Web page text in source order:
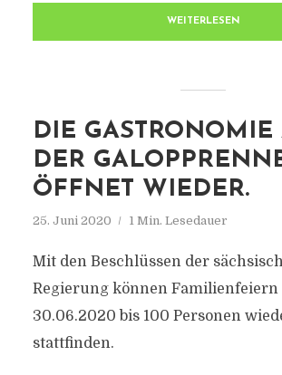
WEITERLESEN
DIE GASTRONOMIE
DER
ÖFFNET WIEDER.
25. Juni 2020 1 Min. Lesedauer
Mit den Beschlüssen der
Regierung können Familienfeiern
30.06.2020 bis 100 Personen
stattfinden.